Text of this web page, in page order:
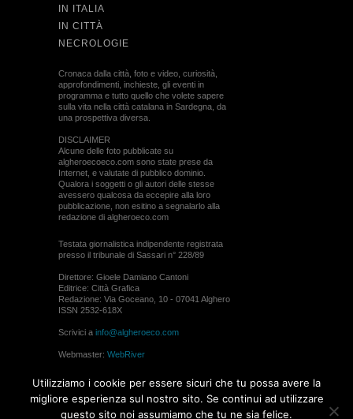
IN ITALIA
IN CITTÀ
NECROLOGIE
Cronaca dalla città, foto e video, curiosità,
approfondimenti, inchieste, gli eventi in
programma e tutto quello che volete sapere
sulla vita nella città catalana in Sardegna, da
una prospettiva diversa.
DISCLAIMER
Alcune delle foto pubblicate su
algheroecoeco.com sono state prese da
Internet, e valutate di pubblico dominio.
Qualora i soggetti o gli autori delle stesse
avessero qualcosa da eccepire alla loro
pubblicazione, non esitino a segnalarlo alla
redazione di algheroeco.com
Testata giornalistica indipendente registrata
presso il tribunale di Sassari n° 228/89
Direttore: Gioele Damiano Cantoni
Editrice: Città Grafica
Redazione: Via Goceano, 10 - 07041 Alghero
ISSN 2532-618X
Scrivici a info@algheroeco.com
Webmaster: WebRiver
permesso di algheroeco.com
Utilizziamo i cookie per essere sicuri che tu possa avere la
migliore esperienza sul nostro sito. Se continui ad utilizzare
questo sito noi assumiamo che tu ne sia felice.